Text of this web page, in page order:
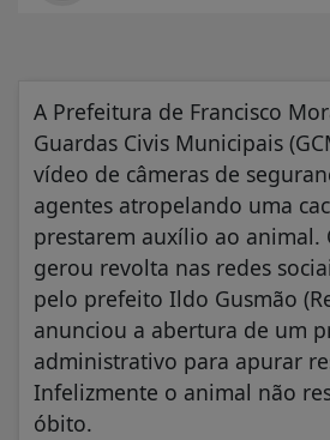
A Prefeitura de Francisco
Guardas Civis Municipais
vídeo de câmeras de
agentes atropelando uma
prestarem auxílio ao animal.
gerou revolta nas redes
pelo prefeito Ildo Gusmão
anunciou a abertura de um
administrativo para apurar
Infelizmente o animal não
óbito.